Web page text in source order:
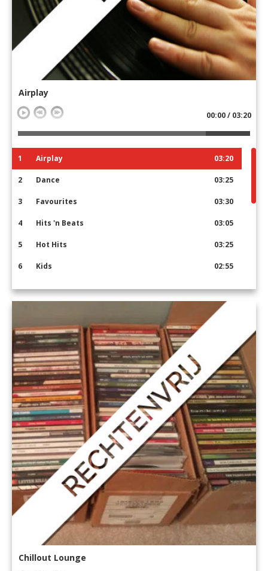
Airplay
00:00 / 03:20
1 03:20
Airplay
2 03:25
Dance
3 03:30
Favourites
4 03:05
Hits 'n Beats
5 03:25
Hot Hits
6 02:55
Kids
7 02:52
Lounge
03:30
9 Pop Ballads
10 03:02
Rhythmic
11 02:12
Smooth
12 01:20
Pure Beats
13 01:30
Ibiza Lounge
14 01:50
Light Classical
Chillout Lounge